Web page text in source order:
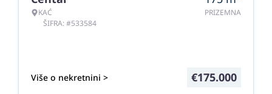
KAĆ
ŠIFRA: #533584
PRIZEMNA
Više o nekretnini > €175.000